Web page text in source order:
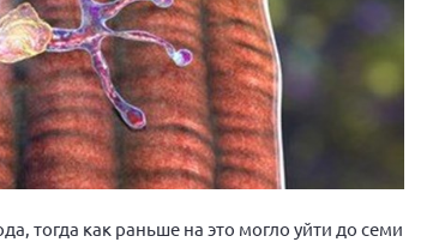
тогда как раньше на это могло уйти до семи